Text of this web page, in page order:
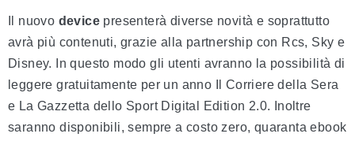
Il nuovo device presenterà diverse novità e soprattutto
avrà più contenuti, grazie alla partnership con Rcs, Sky e
Disney. In questo modo gli utenti avranno la possibilità di
leggere gratuitamente per un anno Il Corriere della Sera
e La Gazzetta dello Sport Digital Edition 2.0. Inoltre
saranno disponibili, sempre a costo zero, quaranta ebook